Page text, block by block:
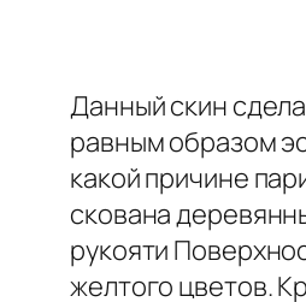
Данный скин
равным образом
какой причине
скована
рукояти
желтого цветов.